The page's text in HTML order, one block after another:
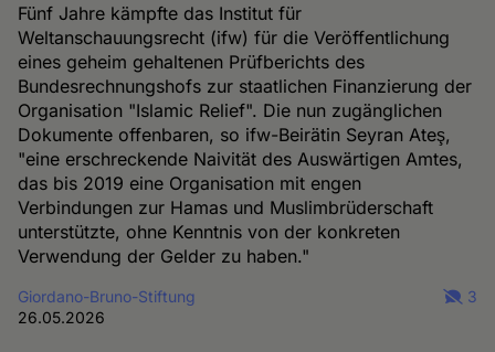
Fünf Jahre kämpfte das Institut für
Weltanschauungsrecht (ifw) für die Veröffentlichung
eines geheim gehaltenen Prüfberichts des
Bundesrechnungshofs zur staatlichen Finanzierung der
Organisation "Islamic Relief". Die nun zugänglichen
Dokumente offenbaren, so ifw-Beirätin Seyran Ateş,
"eine erschreckende Naivität des Auswärtigen Amtes,
das bis 2019 eine Organisation mit engen
Verbindungen zur Hamas und Muslimbrüderschaft
unterstützte, ohne Kenntnis von der konkreten
Verwendung der Gelder zu haben."
Giordano-Bruno-Stiftung
26.05.2026
3